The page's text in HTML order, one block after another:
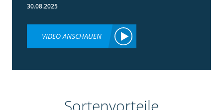
30.08.2025
VIDEO ANSCHAUEN